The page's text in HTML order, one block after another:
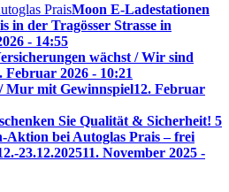
Moon E-Ladestationen
in der Tragösser Strasse in
- 14:55
wächst / Wir sind
Februar 2026 - 10:21
mit Gewinnspiel12. Februar
Sie Qualität & Sicherheit! 5
Aktion bei Autoglas Prais – frei
23.12.202511. November 2025 -